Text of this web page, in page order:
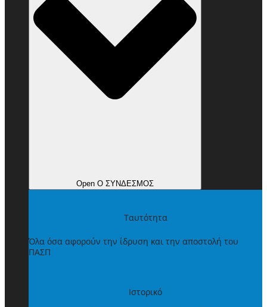
Open Ο ΣΥΝΔΕΣΜΟΣ
Ταυτότητα
Όλα όσα αφορούν την ίδρυση και την αποστολή του
ΠΑΣΠ
Ιστορικό